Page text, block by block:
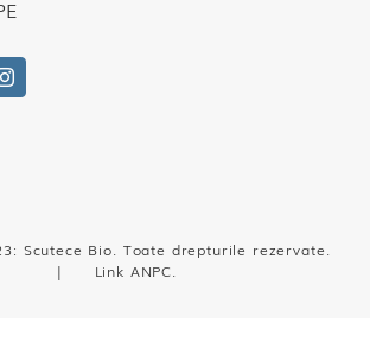
Scutece Bio. Toate drepturile rezervate.
| Link ANPC.